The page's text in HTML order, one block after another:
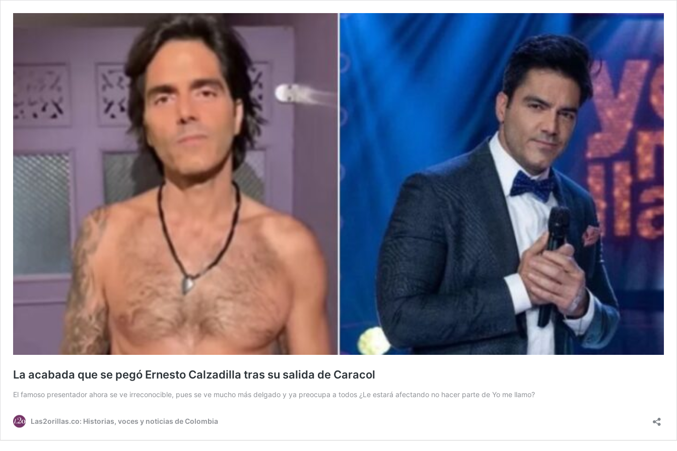
La acabada que se pegó Ernesto Calzadilla tras su salida de Caracol
El famoso presentador ahora se ve irreconocible, pues se ve mucho más delgado y ya preocupa a todos ¿Le estará afectando no hacer parte de Yo me llamo?
Las2orillas.co: Historias, voces y noticias de Colombia